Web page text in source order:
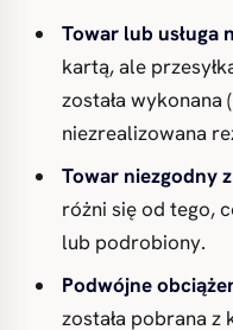
Towar lub usługa
kartą, ale
została wykonana
niezrealizowana
Towar niezgodny
różni się od tego,
lub podrobiony.
Podwójne
została pobrana z